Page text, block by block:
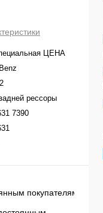
ЦЕНА
рессоры
7390